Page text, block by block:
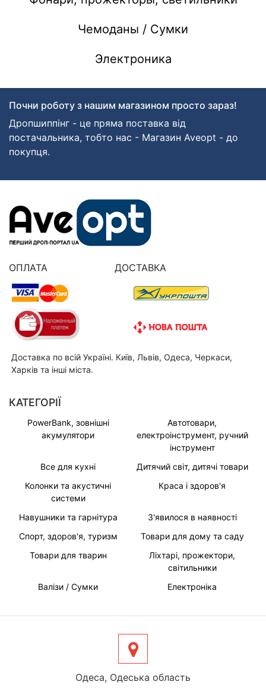
Чемоданы / Сумки
Электроника
Почни роботу з нашим магазином просто зараз!
Дропшиппінг - це пряма поставка від
постачальника, тобто нас - Магазин Aveopt - до
покупця.
ОПЛАТА ДОСТАВКА
Доставка по всій Україні. Київ, Львів, Одеса, Черкаси,
Харків та інші міста.
КАТЕГОРІЇ
PowerBank, зовнішні
акумулятори
Автотовари,
електроінструмент, ручний
інструмент
Все для кухні
Дитячий світ, дитячі товари
Колонки та акустичні
системи
Краса і здоров'я
Навушники та гарнітура
З'явилося в наявності
Спорт, здоров'я, туризм
Товари для дому та саду
Товари для тварин
Ліхтарі, прожектори,
світильники
Валізи / Сумки
Електроніка
Одеса, Одеська область